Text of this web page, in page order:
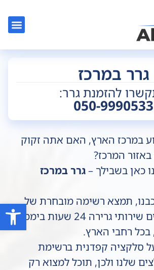
גרר במרכז
להזמנת גרר:
050-9990533
במרכז הארץ, האם אתה זקוק
באזור המרכז?
כאן בשבילך –גרר במרכז
תמצא רשימה מובחרת של
גררים המספקים שירותי גרירה 24 שעות ביממה,
סלקציה קפדנית ברשימת
שלנו ולכן, תוכל למצוא רק
פתח